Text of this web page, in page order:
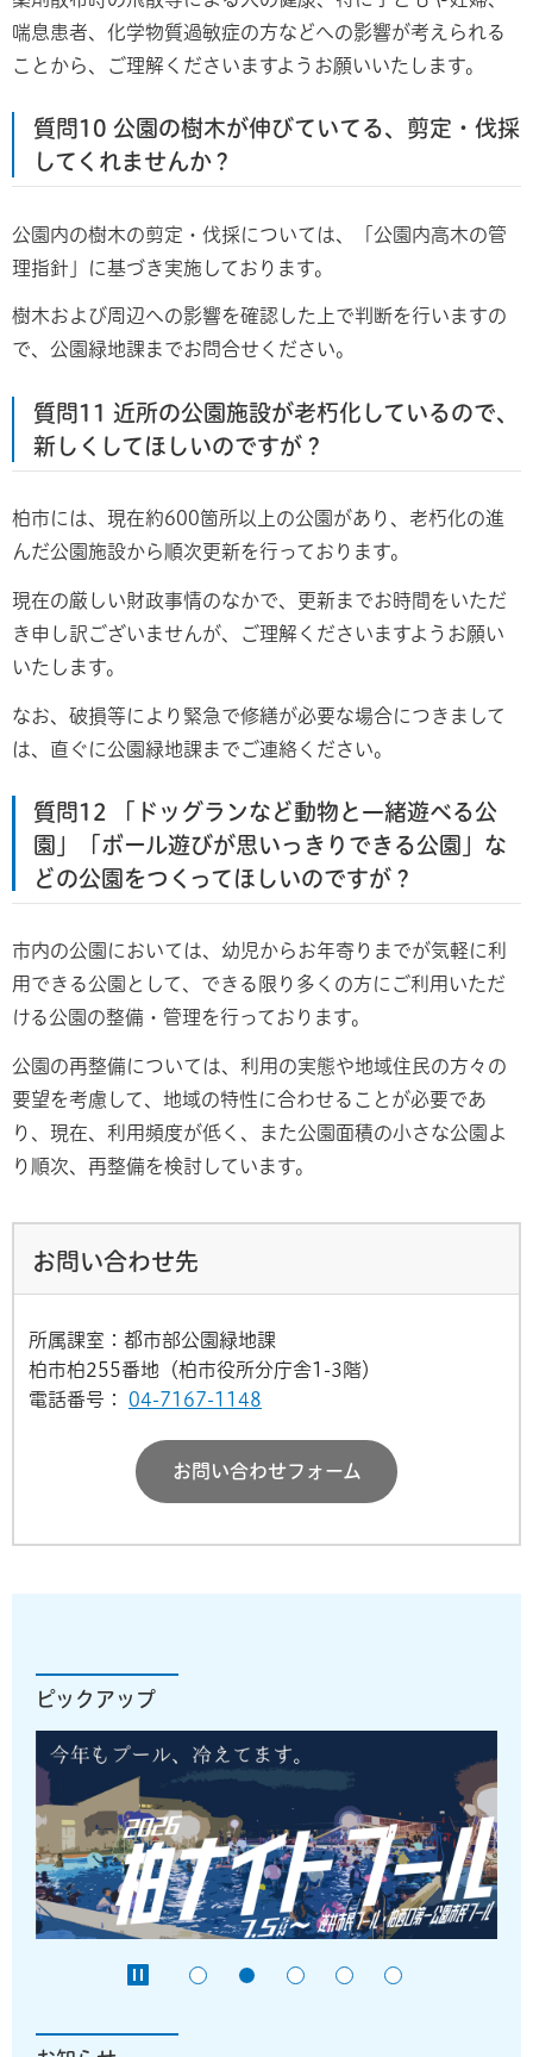
喘息患者、化学物質過敏症の方などへの影響が考えられる
ことから、ご理解くださいますようお願いいたします。
質問10 公園の樹木が伸びていてる、剪定・伐採
してくれませんか？
公園内の樹木の剪定・伐採については、「公園内高木の管
理指針」に基づき実施しております。
樹木および周辺への影響を確認した上で判断を行いますの
で、公園緑地課までお問合せください。
質問11 近所の公園施設が老朽化しているので、
新しくしてほしいのですが？
柏市には、現在約600箇所以上の公園があり、老朽化の進
んだ公園施設から順次更新を行っております。
現在の厳しい財政事情のなかで、更新までお時間をいただ
き申し訳ございませんが、ご理解くださいますようお願い
いたします。
なお、破損等により緊急で修繕が必要な場合につきまして
は、直ぐに公園緑地課までご連絡ください。
質問12 「ドッグランなど動物と一緒遊べる公
園」「ボール遊びが思いっきりできる公園」な
どの公園をつくってほしいのですが？
市内の公園においては、幼児からお年寄りまでが気軽に利
用できる公園として、できる限り多くの方にご利用いただ
ける公園の整備・管理を行っております。
公園の再整備については、利用の実態や地域住民の方々の
要望を考慮して、地域の特性に合わせることが必要であ
り、現在、利用頻度が低く、また公園面積の小さな公園よ
り順次、再整備を検討しています。
お問い合わせ先
所属課室：都市部公園緑地課
柏市柏255番地（柏市役所分庁舎1-3階）
電話番号：
04-7167-1148
お問い合わせフォーム
ピックアップ